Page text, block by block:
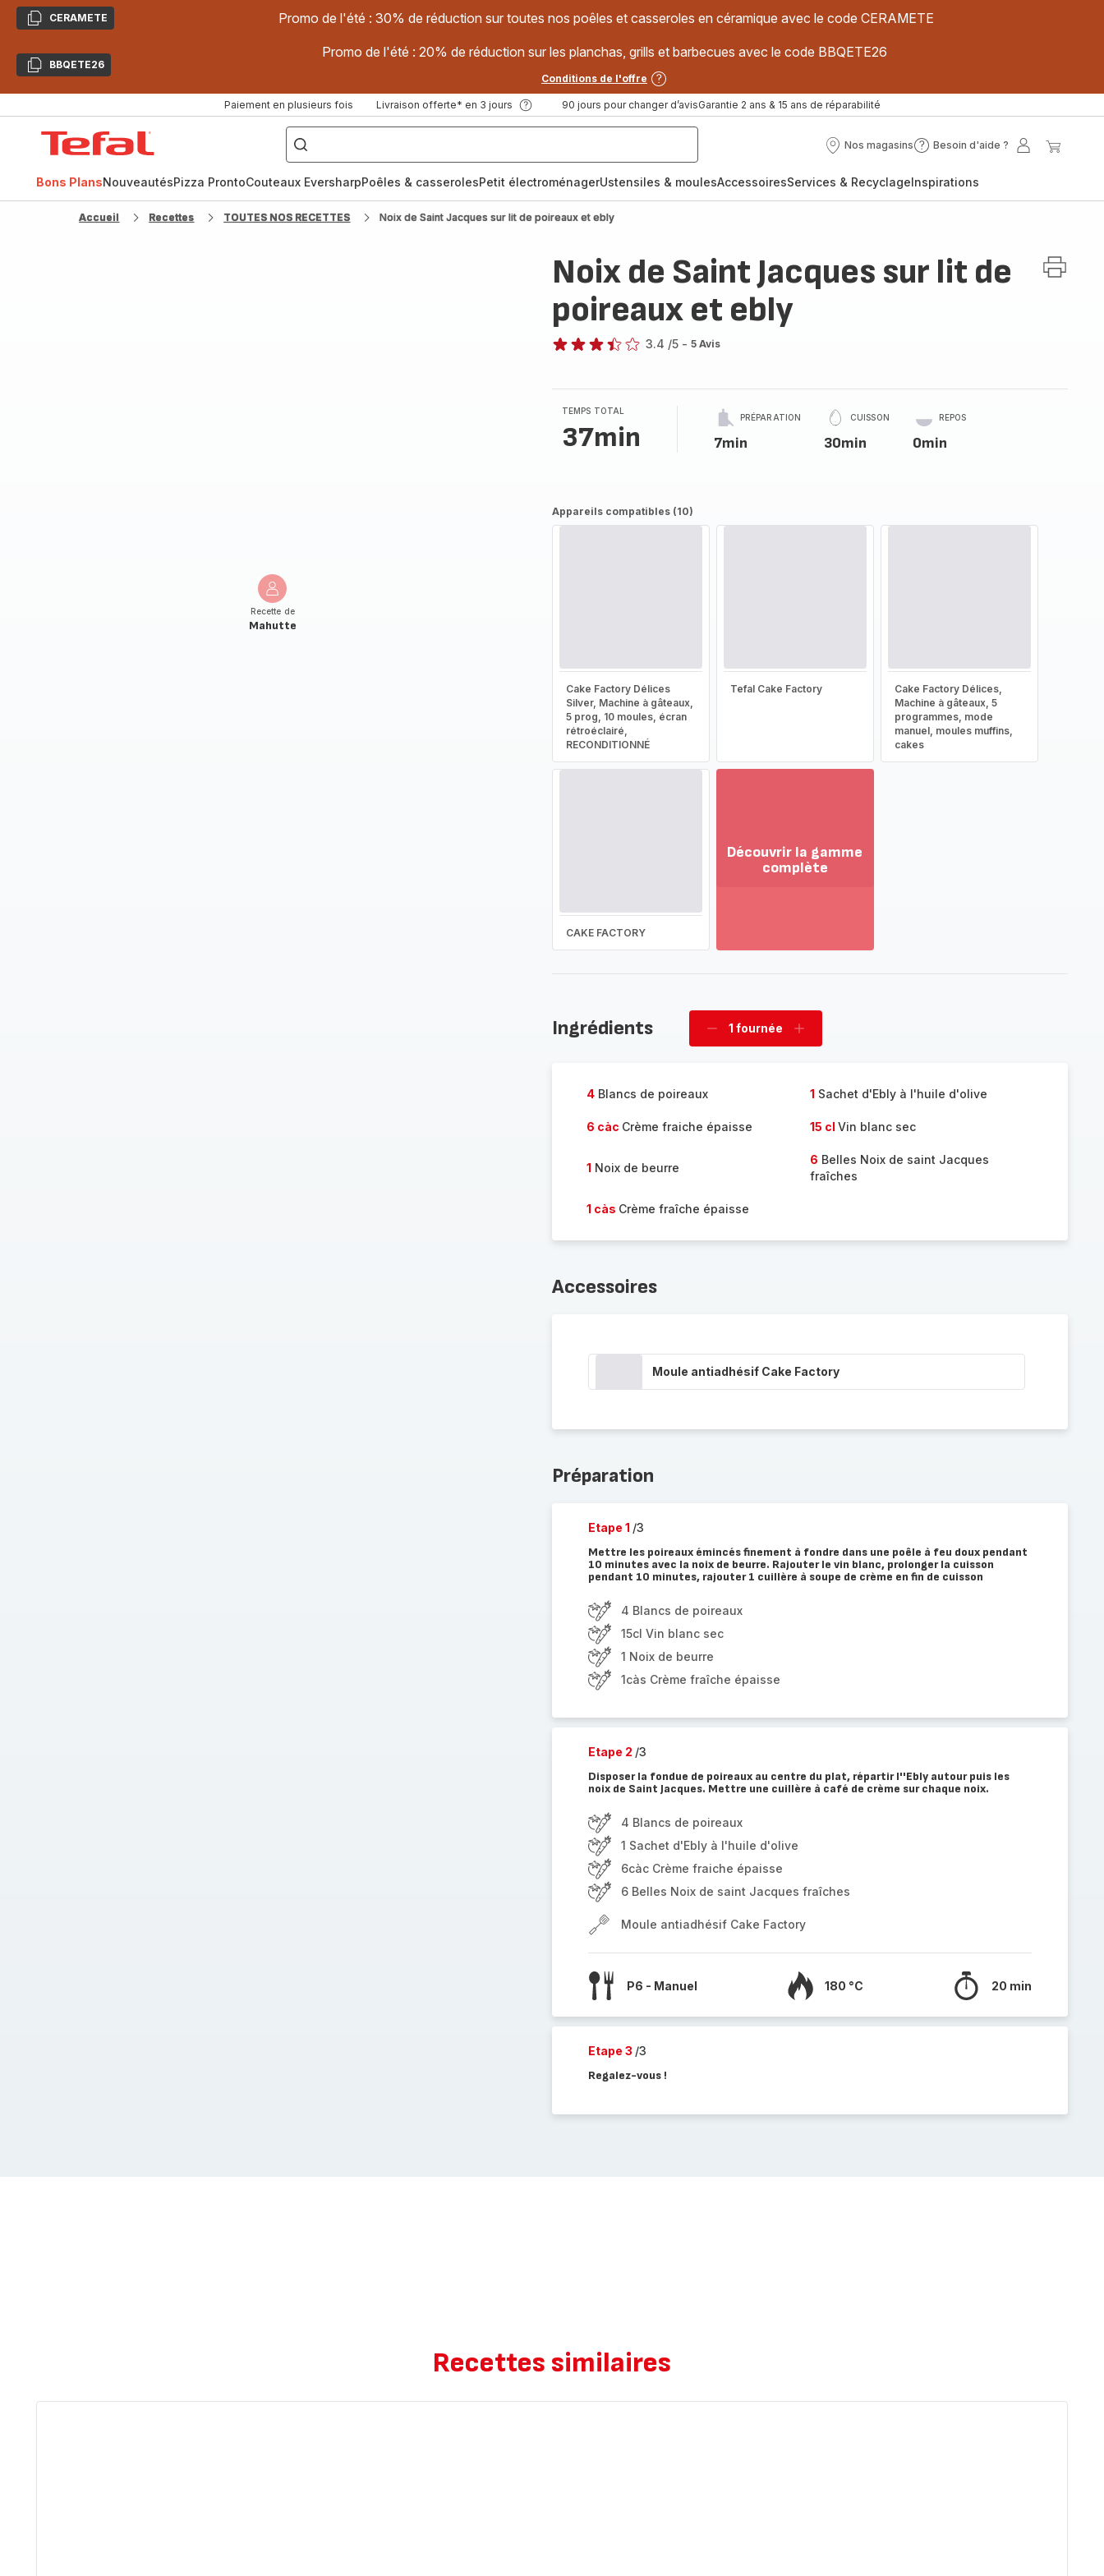
CopierCERAMETE Promo de l'été : 30% de réduction sur toutes nos poêles et casseroles en céramique avec le code CERAMETE
CopierBBQETE26
Promo de l'été : 20% de réduction sur les planchas, grills et barbecues avec le code BBQETE26
Conditions de l'offre
Paiement en plusieurs fois Livraison offerte* en 3 jours 90 jours pour changer d’avisGarantie 2 ans & 15 ans de réparabilité
["Poêles
inox,
Cake
Factory,
Nos magasins
Nos
Besoin d'aide ?
Besoin
?
Mon
Bons PlansNouveautésPizza ProntoCouteaux EversharpPoêles & casserolesPetit électroménagerUstensiles & moulesAccessoiresServices & RecyclageInspirations
Accueil Recettes TOUTES NOS RECETTES Noix de Saint Jacques sur lit de poireaux et ebly
Recette de
Mahutte
Noix de Saint Jacques sur lit de
poireaux et ebly
3.4 /5 - 5 Avis
TEMPS TOTAL
37min
PRÉPARATION
7min
CUISSON
30min
REPOS
0min
Appareils compatibles (10)
Cake Factory Délices
Silver, Machine à gâteaux,
5 prog, 10 moules, écran
rétroéclairé,
RECONDITIONNÉ
Tefal Cake Factory
Cake Factory Délices,
Machine à gâteaux, 5
programmes, mode
manuel, moules muffins,
cakes
CAKE FACTORY
Découvrir la gamme
complète
la
Ingrédients
Supprimer
1 fournée
Ajouter
4Blancs de poireaux 1 Sachet d'Ebly à l'huile d'olive
6 càc Crème fraiche épaisse 15 cl Vin blanc sec
1 Noix de beurre
6 Belles Noix de saint Jacques
fraîches
1 càs Crème fraîche épaisse
Accessoires
Moule antiadhésif Cake Factory
Préparation
Etape 1 /3
Mettre les poireaux émincés finement à fondre dans une poêle à feu doux pendant
10 minutes avec la noix de beurre. Rajouter le vin blanc, prolonger la cuisson
pendant 10 minutes, rajouter 1 cuillère à soupe de crème en fin de cuisson
4 Blancs de poireaux
15cl Vin blanc sec
1 Noix de beurre
1càs Crème fraîche épaisse
Etape 2 /3
Disposer la fondue de poireaux au centre du plat, répartir l''Ebly autour puis les
noix de Saint Jacques. Mettre une cuillère à café de crème sur chaque noix.
4 Blancs de poireaux
1 Sachet d'Ebly à l'huile d'olive
6càc Crème fraiche épaisse
6 Belles Noix de saint Jacques fraîches
Moule antiadhésif Cake Factory
P6 - Manuel 180 °C 20 min
Etape 3 /3
Regalez-vous !
Recettes similaires